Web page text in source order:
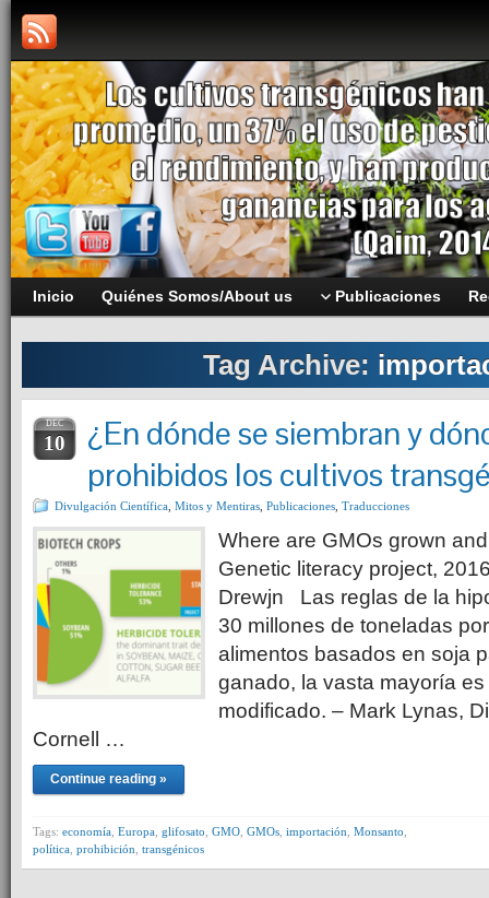
Inicio Quiénes Somos/About us Publicaciones
Tag Archive:
DEC
10
¿En dónde se siembran y
prohibidos los cultivos
Divulgación Científica Mitos y Mentiras Publicaciones Traducciones
Where are GMOs grown
Genetic literacy project,
Drewjn Las reglas de la
30 millones de toneladas
alimentos basados en soja
ganado, la vasta mayoría
modificado. – Mark Lynas,
Cornell …
Continue reading »
Tags: economía Europa glifosato GMO GMOs importación Monsanto
política prohibición transgénicos